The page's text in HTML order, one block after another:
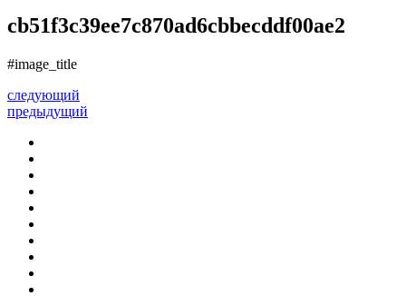
cb51f3c39ee7c870ad6cbbecddf00ae2
#image_title
следующий
предыдущий